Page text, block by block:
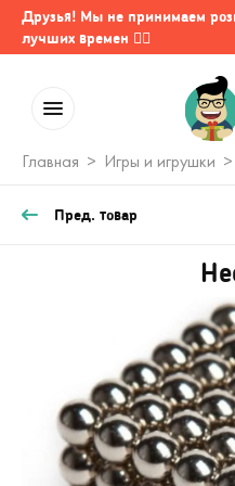
Друзья! Мы не принимаем
лучших времен 🤷‍♂️
Главная Игры и игрушки
Пред. товар